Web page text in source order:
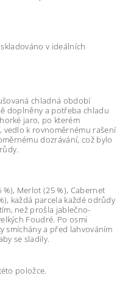
v ideálních
chladná období
doplněny a potřeba chladu
jaro, po kterém
k rovnoměrnému rašení
dozrávání, což bylo
%), Merlot (25 %), Cabernet
každá parcela každé odrůdy
než prošla jablečno-
Foudré. Po osmi
smíchány a před lahvováním
se sladily.
položce.